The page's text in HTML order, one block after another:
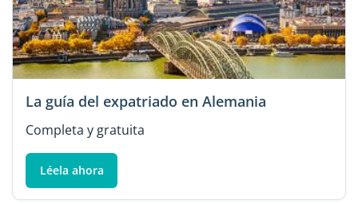
La guía del expatriado en Alemania
Completa y gratuita
Léela ahora